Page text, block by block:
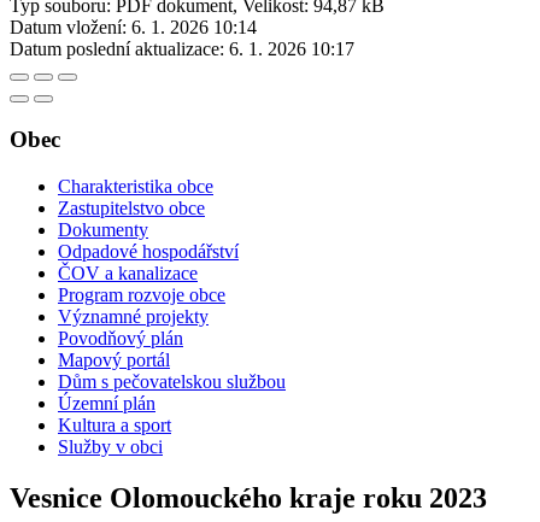
Typ souboru: PDF dokument, Velikost: 94,87 kB
Datum vložení: 6. 1. 2026 10:14
Datum poslední aktualizace: 6. 1. 2026 10:17
Obec
Charakteristika obce
Zastupitelstvo obce
Dokumenty
Odpadové hospodářství
ČOV a kanalizace
Program rozvoje obce
Významné projekty
Povodňový plán
Mapový portál
Dům s pečovatelskou službou
Územní plán
Kultura a sport
Služby v obci
Vesnice Olomouckého kraje roku 2023